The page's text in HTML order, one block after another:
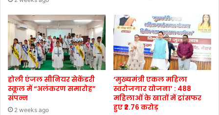
होली एंजल सीनियर सेकेंडरी
स्कूल में “अलंकरण समारोह”
संपन्न
2 weeks ago
‘मुख्यमंत्री एकल महिला
स्वरोजगार योजना’ : 488
महिलाओं के खातों में ट्रांसफर
हुए ₹2.76 करोड़